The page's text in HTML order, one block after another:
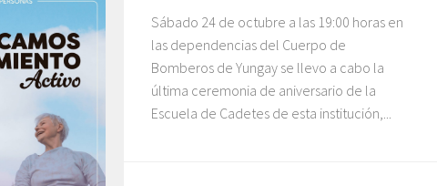
Sábado 24 de octubre a las 19:00 horas en
las dependencias del Cuerpo de
Bomberos de Yungay se llevo a cabo la
última ceremonia de aniversario de la
Escuela de Cadetes de esta institución,...